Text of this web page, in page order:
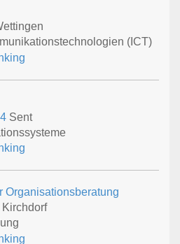
(ICT)
Sent
Organisationsberatung
Kirchdorf